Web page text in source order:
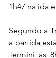
1h47 na ida
Segundo a
a partida
Termini às